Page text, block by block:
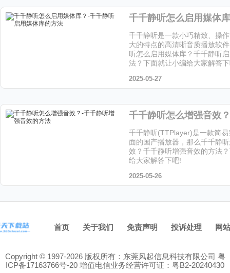
千千静听是一款小巧精致、操
大的特点的高清晰音质播放软
听怎么启用媒体库？千千静听
法？下面就让小编给大家解答
2025-05-27
千千静听(TTPlayer)是一款简
面的国产播放器，那么千千静
效？千千静听增强音效的方法
给大家解答下吧!
2025-05-26
首页 关于我们 免责声明 投诉处理 网
Copyright © 1997-2026 版权所有：东莞风起信息科技有限公司 粤
ICP备17163766号-20 增值电信业务经营许可证：粤B2-20240430